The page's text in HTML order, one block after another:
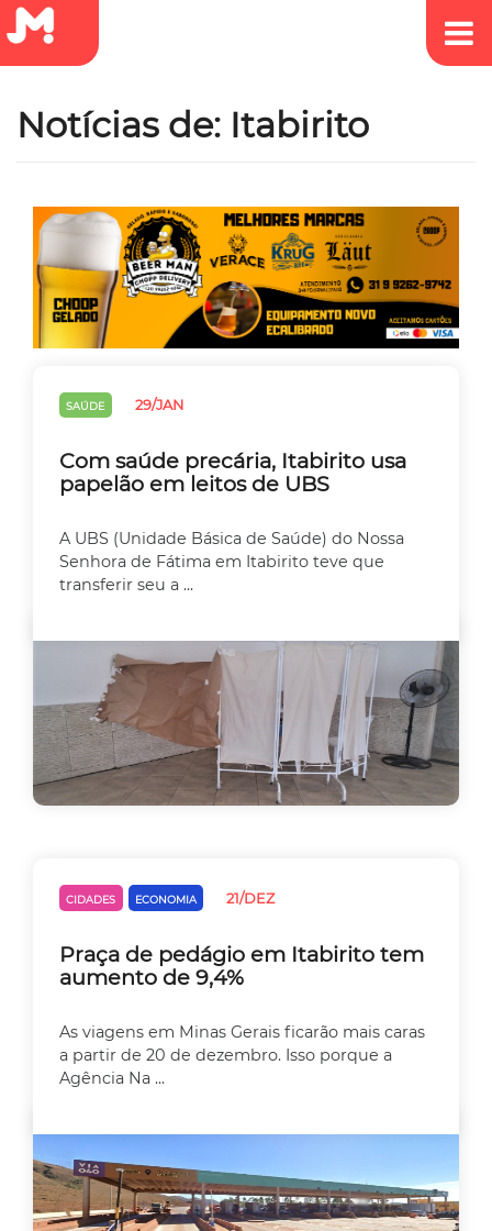
Notícias de: Itabirito
SAÚDE 29/JAN
Com saúde precária, Itabirito usa
papelão em leitos de UBS
A UBS (Unidade Básica de Saúde) do Nossa
Senhora de Fátima em Itabirito teve que
transferir seu a ...
CIDADES ECONOMIA 21/DEZ
Praça de pedágio em Itabirito tem
aumento de 9,4%
As viagens em Minas Gerais ficarão mais caras
a partir de 20 de dezembro. Isso porque a
Agência Na ...